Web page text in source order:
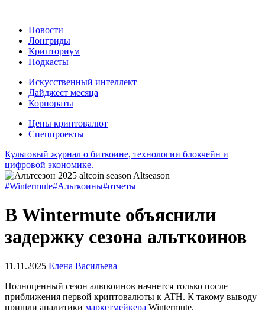
Новости
Лонгриды
Крипториум
Подкасты
Искусственный интеллект
Дайджест месяца
Корпораты
Цены криптовалют
Спецпроекты
Культовый журнал о биткоине, технологии блокчейн и
цифровой экономике.
#Wintermute#Альткоины#отчеты
В Wintermute объяснили
задержку сезона альткоинов
11.11.2025 Елена Васильева
Полноценный сезон альткоинов начнется только после
приближения первой криптовалюты к ATH. К такому выводу
пришли аналитики маркетмейкера Wintermute.